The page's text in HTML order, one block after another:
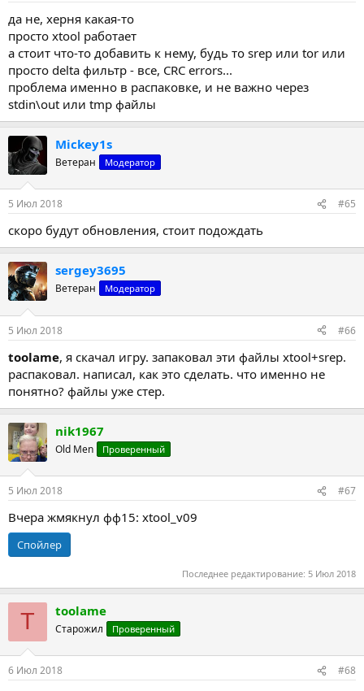
да не, херня какая-то
просто xtool работает
а стоит что-то добавить к нему, будь то srep или tor или
просто delta фильтр - все, CRC errors...
проблема именно в распаковке, и не важно через
stdin\out или tmp файлы
Mickey1s
Ветеран Модератор
5 Июл 2018 #65
скоро будут обновления, стоит подождать
sergey3695
Ветеран Модератор
5 Июл 2018 #66
toolame, я скачал игру. запаковал эти файлы xtool+srep.
распаковал. написал, как это сделать. что именно не
понятно? файлы уже стер.
nik1967
Old Men Проверенный
5 Июл 2018 #67
Вчера жмякнул фф15: xtool_v09
Спойлер
Последнее редактирование: 5 Июл 2018
T toolame
Старожил Проверенный
6 Июл 2018 #68